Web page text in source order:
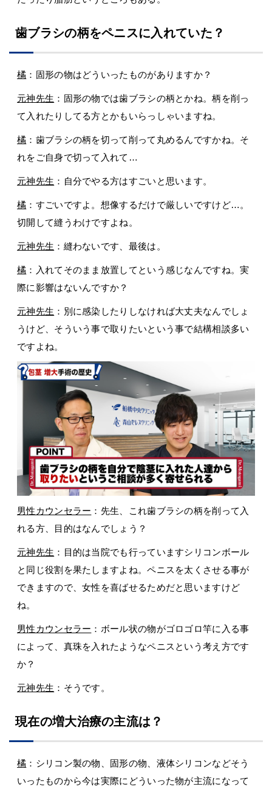
歯ブラシの柄をペニスに入れていた？
橘 ：固形の物はどういったものがありますか？
元神先生 ：固形の物では歯ブラシの柄とかね。柄を削っ
て入れたりしてる方とかもいらっしゃいますね。
橘 ：歯ブラシの柄を切って削って丸めるんですかね。そ
れをご自身で切って入れて…
元神先生 ：自分でやる方はすごいと思います。
橘 ：すごいですよ。想像するだけで厳しいですけど…。
切開して縫うわけですよね。
元神先生 ：縫わないです、最後は。
橘 ：入れてそのまま放置してという感じなんですね。実
際に影響はないんですか？
元神先生 ：別に感染したりしなければ大丈夫なんでしょ
うけど、そういう事で取りたいという事で結構相談多い
ですよね。
男性カウンセラー ：先生、これ歯ブラシの柄を削って入
れる方、目的はなんでしょう？
元神先生 ：目的は当院でも行っていますシリコンボール
と同じ役割を果たしますよね。ペニスを太くさせる事が
できますので、女性を喜ばせるためだと思いますけど
ね。
男性カウンセラー ：ボール状の物がゴロゴロ竿に入る事
によって、真珠を入れたようなペニスという考え方です
か？
元神先生 ：そうです。
現在の増大治療の主流は？
橘 ：シリコン製の物、固形の物、液体シリコンなどそう
いったものから今は実際にどういった物が主流になって